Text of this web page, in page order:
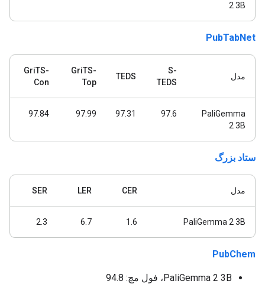
2 3B
PubTabNet
مدل
S-
TEDS
TEDS
GriTS-
Top
GriTS-
Con
PaliGemma
2 3B
97.6
97.31
97.99
97.84
ستاد بزرگ
مدل CER
LER
SER
PaliGemma 2 3B
1.6
6.7
2.3
PubChem
PaliGemma 2 3B، فول مچ: 94.8